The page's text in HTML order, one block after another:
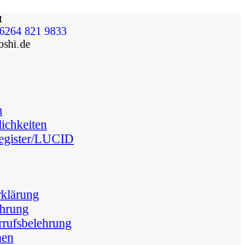
821 9833
LUCID